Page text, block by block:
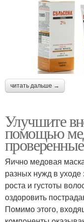
читать дальше →
Улучшите
помощью
Яично медовая
разных нужд в
роста и густоты
оздоровить
Помимо этого,